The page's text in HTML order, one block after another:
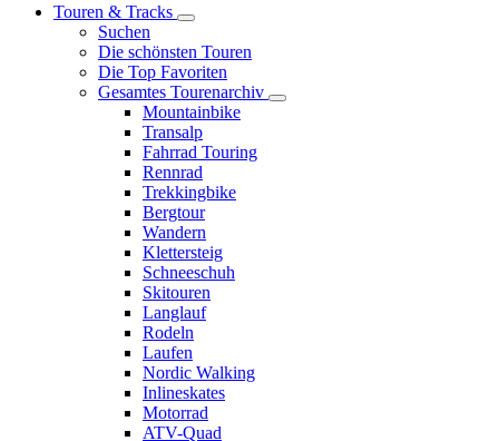
Touren & Tracks
Suchen
Die schönsten Touren
Die Top Favoriten
Gesamtes Tourenarchiv
Mountainbike
Transalp
Fahrrad Touring
Rennrad
Trekkingbike
Bergtour
Wandern
Klettersteig
Schneeschuh
Skitouren
Langlauf
Rodeln
Laufen
Nordic Walking
Inlineskates
Motorrad
ATV-Quad